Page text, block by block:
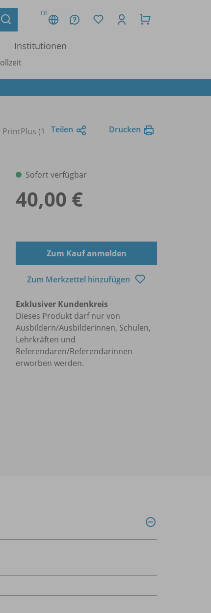
DE
Institutionen
(1
Teilen Drucken
Sofort verfügbar
40,00 €
Zum Kauf anmelden
Zum Merkzettel hinzufügen
Exklusiver Kundenkreis
Dieses Produkt darf nur von
Ausbildern/Ausbilderinnen, Schulen,
Lehrkräften und
Referendaren/Referendarinnen
erworben werden.